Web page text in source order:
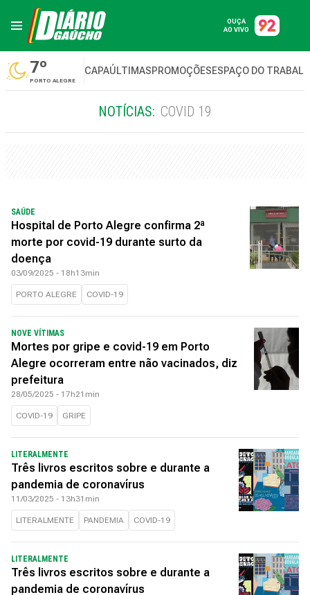
OUÇA
AO VIVO
7º
PORTO ALEGRE
CAPAÚLTIMASPROMOÇÕESESPAÇO DO
NOTÍCIAS: COVID 19
SAÚDE
Hospital de Porto Alegre confirma 2ª
morte por covid-19 durante surto da
doença
03/09/2025 - 18h13min
PORTO ALEGRE COVID-19
NOVE VÍTIMAS
Mortes por gripe e covid-19 em Porto
Alegre ocorreram entre não vacinados, diz
prefeitura
28/05/2025 - 17h21min
COVID-19 GRIPE
LITERALMENTE
Três livros escritos sobre e durante a
pandemia de coronavírus
11/03/2025 - 13h31min
LITERALMENTE PANDEMIA COVID-19
LITERALMENTE
Três livros escritos sobre e durante a
pandemia de coronavírus